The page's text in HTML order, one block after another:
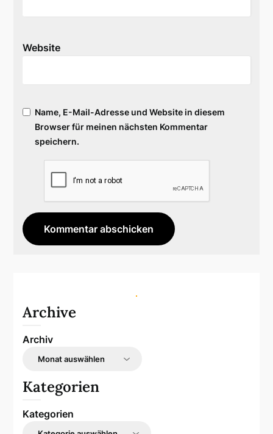
Website
Name, E-Mail-Adresse und Website in diesem
Browser für meinen nächsten Kommentar
speichern.
Archive
Archiv
Kategorien
Kategorien